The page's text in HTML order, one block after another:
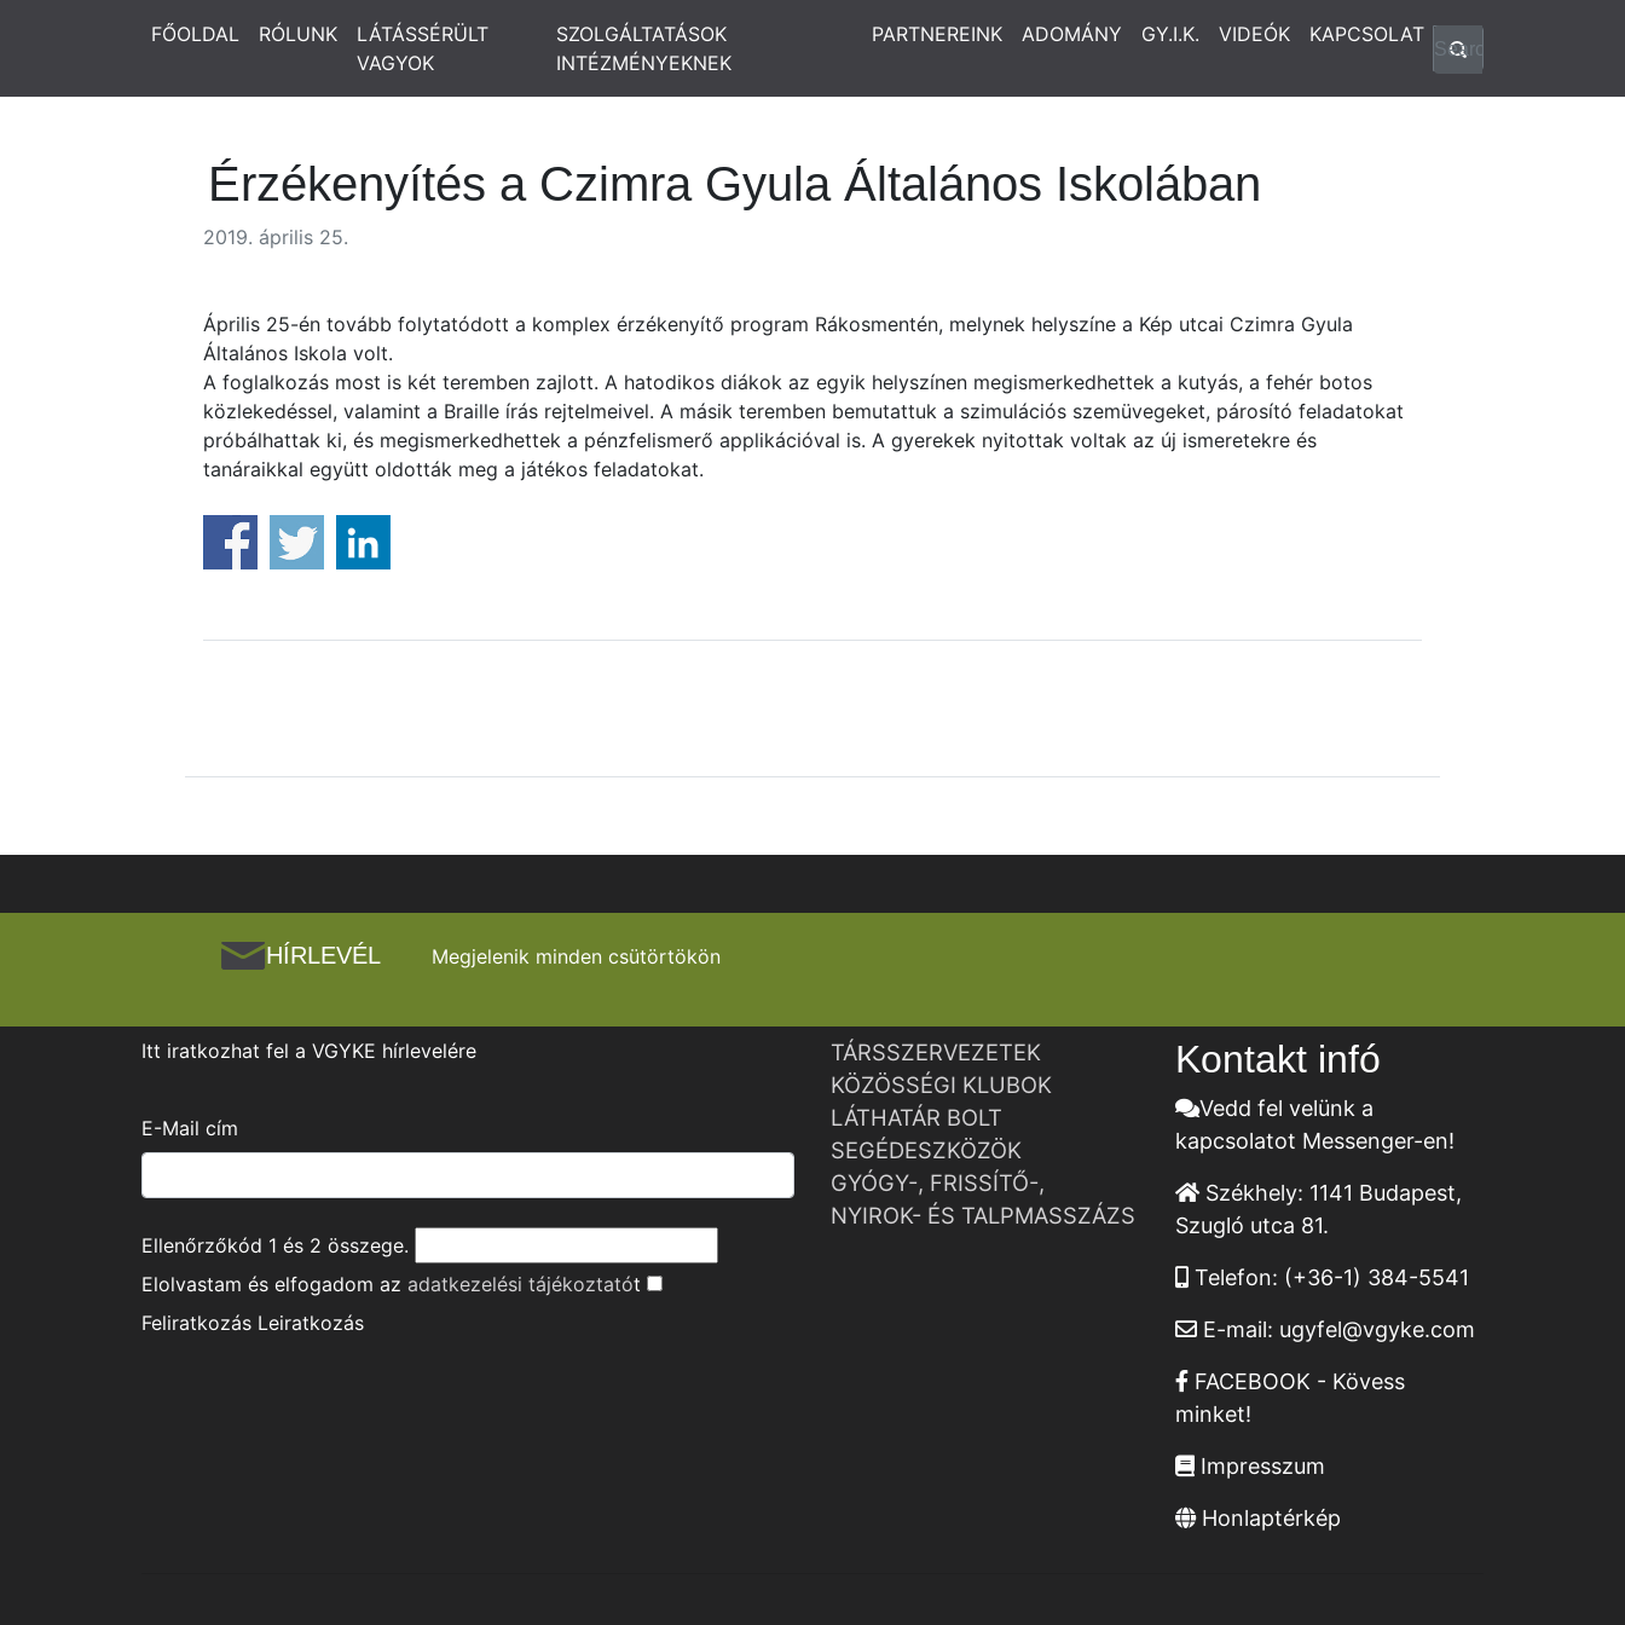
FŐOLDAL RÓLUNK
LÁTÁSSÉRÜLT
VAGYOK
SZOLGÁLTATÁSOK
INTÉZMÉNYEKNEK
PARTNEREINK ADOMÁNY GY.I.K. VIDEÓK KAPCSOLAT
Érzékenyítés a Czimra Gyula Általános Iskolában
2019. április 25.
Április 25-én tovább folytatódott a komplex érzékenyítő program Rákosmentén, melynek helyszíne a Kép utcai Czimra Gyula
Általános Iskola volt.
A foglalkozás most is két teremben zajlott. A hatodikos diákok az egyik helyszínen megismerkedhettek a kutyás, a fehér botos
közlekedéssel, valamint a Braille írás rejtelmeivel. A másik teremben bemutattuk a szimulációs szemüvegeket, párosító feladatokat
próbálhattak ki, és megismerkedhettek a pénzfelismerő applikációval is. A gyerekek nyitottak voltak az új ismeretekre és
tanáraikkal együtt oldották meg a játékos feladatokat.
HÍRLEVÉL Megjelenik minden csütörtökön
Itt iratkozhat fel a VGYKE hírlevelére
E-Mail cím
Ellenőrzőkód 1 és 2 összege.
Elolvastam és elfogadom az adatkezelési tájékoztatót
Feliratkozás Leiratkozás
TÁRSSZERVEZETEK
KÖZÖSSÉGI KLUBOK
LÁTHATÁR BOLT
SEGÉDESZKÖZÖK
GYÓGY-, FRISSÍTŐ-,
NYIROK- ÉS TALPMASSZÁZS
Kontakt infó
Vedd fel velünk a
kapcsolatot Messenger-en!
Székhely: 1141 Budapest,
Szugló utca 81.
Telefon: (+36-1) 384-5541
E-mail: ugyfel@vgyke.com
FACEBOOK - Kövess
minket!
Impresszum
Honlaptérkép